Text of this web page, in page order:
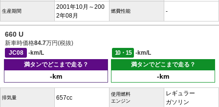
生産期間
2001年10月～200
2年08月
燃費性能 -
660 U
新車時価格84.7万円(税抜)
JC08
-km/L 10・15
-km/L
満タンでどこまで走る？
-km
満タンでどこまで走る？
-km
排気量 657cc
使用燃料
エンジン
レギュラー
ガソリン